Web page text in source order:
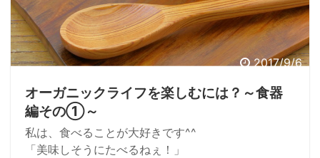
2017/9/6
オーガニックライフを楽しむには？～食器
編その①～
私は、食べることが大好きです^^
「美味しそうにたべるねぇ！」